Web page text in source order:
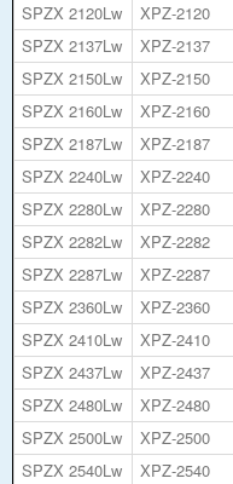
SPZX 2120Lw
XPZ-2120
SPZX 2137Lw
XPZ-2137
SPZX 2150Lw
XPZ-2150
SPZX 2160Lw
XPZ-2160
SPZX 2187Lw
XPZ-2187
SPZX 2240Lw
XPZ-2240
SPZX 2280Lw
XPZ-2280
SPZX 2282Lw
XPZ-2282
SPZX 2287Lw
XPZ-2287
SPZX 2360Lw
XPZ-2360
SPZX 2410Lw
XPZ-2410
SPZX 2437Lw
XPZ-2437
SPZX 2480Lw
XPZ-2480
SPZX 2500Lw
XPZ-2500
SPZX 2540Lw
XPZ-2540